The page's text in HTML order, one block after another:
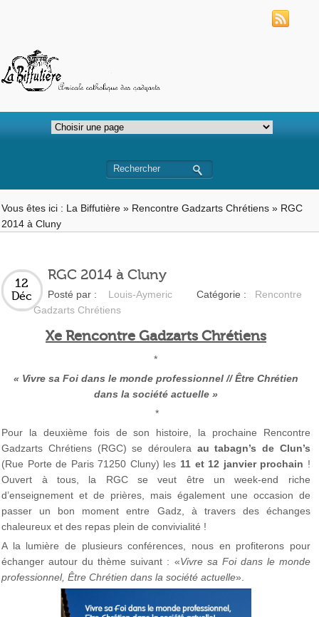
Vous êtes ici : La Biffutière » Rencontre Gadzarts Chrétiens » RGC
2014 à Cluny
RGC 2014 à Cluny
12
Déc Posté par : Louis-Aymeric Catégorie :
Rencontre
Gadzarts Chrétiens
Xe Rencontre Gadzarts Chrétiens
*
« Vivre sa Foi dans le monde professionnel // Être Chrétien
dans la société actuelle »
*
Pour la deuxième fois de son histoire, la prochaine Rencontre
Gadzarts Chrétiens (RGC) se déroulera au tabagn’s de Clun’s
(Rue Porte de Paris 71250 Cluny) les 11 et 12 janvier prochain !
Ouvert à tous, la RGC se veut être un week-end riche
d’enseignement et de prières, mais également une occasion de
passer un bon moment entre Gadz, à travers des échanges
chaleureux et des repas plein de convivialité !
A la lumière de plusieurs conférences, nous en profiterons pour
échanger autour du thème suivant : «Vivre sa Foi dans le monde
professionnel, Être Chrétien dans la société actuelle».